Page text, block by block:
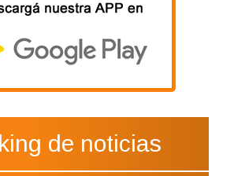
de noticias